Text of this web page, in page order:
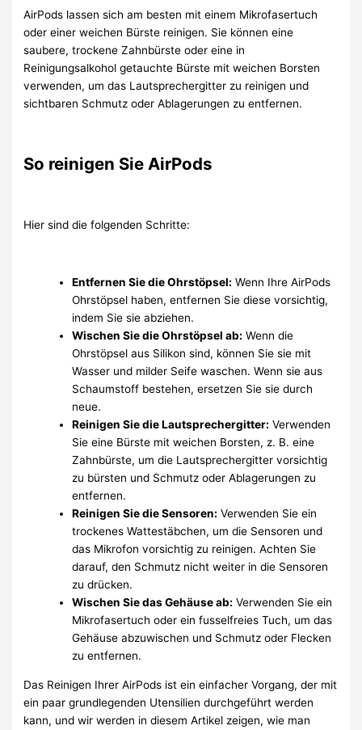
AirPods lassen sich am besten mit einem Mikrofasertuch
oder einer weichen Bürste reinigen. Sie können eine
saubere, trockene Zahnbürste oder eine in
Reinigungsalkohol getauchte Bürste mit weichen Borsten
verwenden, um das Lautsprechergitter zu reinigen und
sichtbaren Schmutz oder Ablagerungen zu entfernen.
So reinigen Sie AirPods
Hier sind die folgenden Schritte:
Entfernen Sie die Ohrstöpsel: Wenn Ihre AirPods
Ohrstöpsel haben, entfernen Sie diese vorsichtig,
indem Sie sie abziehen.
Wischen Sie die Ohrstöpsel ab: Wenn die
Ohrstöpsel aus Silikon sind, können Sie sie mit
Wasser und milder Seife waschen. Wenn sie aus
Schaumstoff bestehen, ersetzen Sie sie durch
neue.
Reinigen Sie die Lautsprechergitter: Verwenden
Sie eine Bürste mit weichen Borsten, z. B. eine
Zahnbürste, um die Lautsprechergitter vorsichtig
zu bürsten und Schmutz oder Ablagerungen zu
entfernen.
Reinigen Sie die Sensoren: Verwenden Sie ein
trockenes Wattestäbchen, um die Sensoren und
das Mikrofon vorsichtig zu reinigen. Achten Sie
darauf, den Schmutz nicht weiter in die Sensoren
zu drücken.
Wischen Sie das Gehäuse ab: Verwenden Sie ein
Mikrofasertuch oder ein fusselfreies Tuch, um das
Gehäuse abzuwischen und Schmutz oder Flecken
zu entfernen.
Das Reinigen Ihrer AirPods ist ein einfacher Vorgang, der mit
ein paar grundlegenden Utensilien durchgeführt werden
kann, und wir werden in diesem Artikel zeigen, wie man